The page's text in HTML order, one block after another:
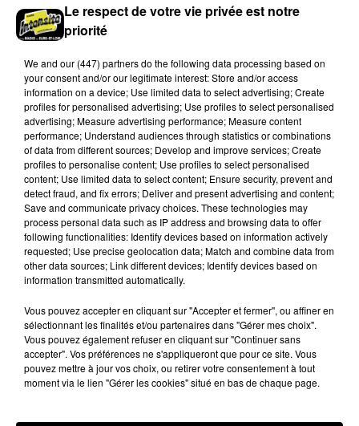
Intégrez le plus grand chœur d'Europe pour
un concert exceptionnel...
Vous pouvez donner de la voix en devenant choriste
pour un concert à venir au Colisée.
A LA UNE
Le respect de votre vie privée est notre
priorité
We and our (447) partnersdo the following data processing based on
your consent and/or our legitimate interest: Store and/or access
information on a device; Use limited data to select advertising; Create
profiles for personalised advertising; Use profiles to select personalised
advertising; Measure advertising performance; Measure content
performance; Understand audiences through statistics or combinations
of data from different sources; Develop and improve services; Create
profiles to personalise content; Use profiles to select personalised
content; Use limited data to select content; Ensure security, prevent and
detect fraud, and fix errors; Deliver and present advertising and content;
Save and communicate privacy choices. These technologies may
process personal data such as IP address and browsing data to offer
following functionalities: Identify devices based on information actively
requested; Use precise geolocation data; Match and combine data from
other data sources; Link different devices; Identify devices based on
information transmitted automatically.
Vous pouvez accepter en cliquant sur "Accepter et fermer", ou affiner en
sélectionnant les finalités et/ou partenaires dans "Gérer mes choix".
Vous pouvez également refuser en cliquant sur "Continuer sans
accepter". Vos préférences ne s'appliqueront que pour ce site. Vous
pouvez mettre à jour vos choix, ou retirer votre consentement à tout
moment via le lien "Gérer les cookies" situé en bas de chaque page.